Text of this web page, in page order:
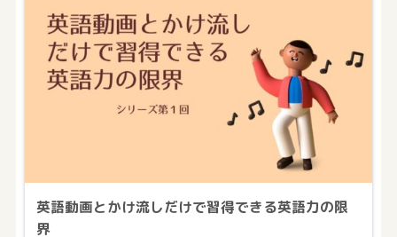
英語動画とかけ流しだけで習得できる英語力の限
界